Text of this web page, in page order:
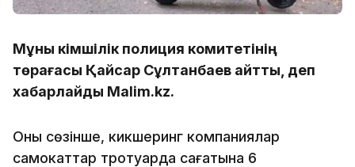
Мұны Әкімшілік полиция комитетінің
төрағасы Қайсар Сұлтанбаев айтты, деп
хабарлайды Malim.kz.
Оның сөзінше, кикшеринг компаниялар
самокаттар тротуарда сағатына 6